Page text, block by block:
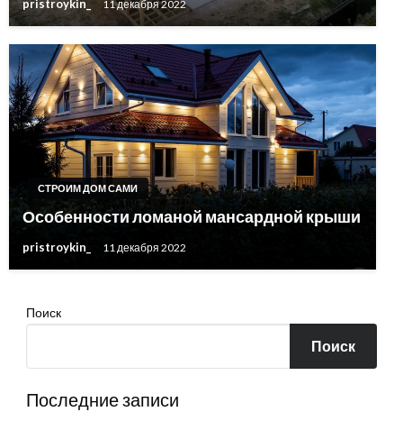
pristroykin_ 11 декабря 2022
СТРОИМ ДОМ САМИ
Особенности ломаной мансардной крыши
pristroykin_ 11 декабря 2022
Поиск
Поиск
Последние записи